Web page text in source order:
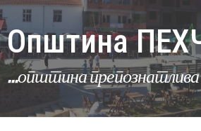
Општина
...општина